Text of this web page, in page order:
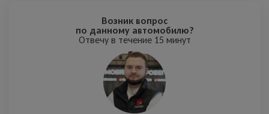
Возник вопрос
по данному автомобилю?
Отвечу в течение 15 минут